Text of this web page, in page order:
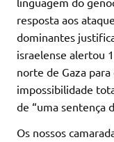
resposta aos
dominantes
israelense alertou
norte de Gaza
impossibilidade
de “uma sentença
Os nossos